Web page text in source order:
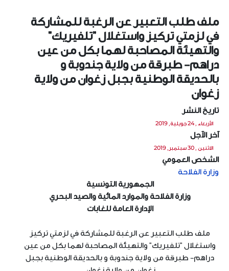
ملف طلب التعبير عن الرغبة للمشاركة
في لزمتي تركيز واستغلال "تلفيريك"
والتهيئة المصاحبة لهما بكل من عين
دراهم- طبرقة من ولاية جندوبة و
بالحديقة الوطنية بجبل زغوان من ولاية
زغوان
تاريخ النشر
الأربعاء , 24 جويلية, 2019
آخر الآجل
الاثنين , 30 سبتمبر, 2019
الشخص العمومي
وزارة الفلاحة
الجمهورية التونسية
وزارة الفلاحة والموارد المائية والصيد البحري
الإدارة العامة للغابات
ملف طلب التعبير عن الرغبة للمشاركة في لزمتي تركيز
واستغلال "تلفيريك" والتهيئة المصاحبة لهما بكل من عين
دراهم- طبرقة من ولاية جندوبة و بالحديقة الوطنية بجبل